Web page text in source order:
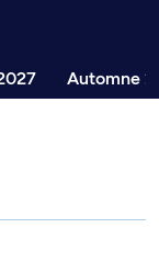
Automne